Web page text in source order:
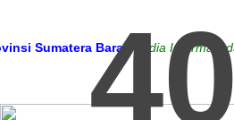
Barat Media Informasi dan